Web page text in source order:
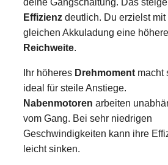
deine Gangschaltung. Das
Effizienz deutlich. Du erzielst mit
gleichen Akkuladung eine höhere
Reichweite.
Ihr höheres Drehmoment macht
ideal für steile Anstiege.
Nabenmotoren arbeiten
vom Gang. Bei sehr niedrigen
Geschwindigkeiten kann ihre
leicht sinken.